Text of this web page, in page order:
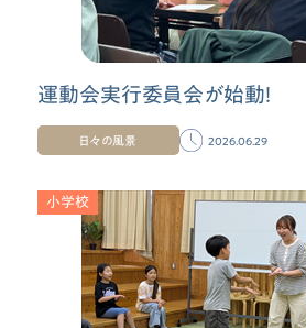
運動会実行委員会が始動！
日々の風景 2026.06.29
小学校